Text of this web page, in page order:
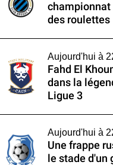
championnat
des roulettes
Aujourd'hui à
Fahd El
dans la
Ligue 3
Aujourd'hui à
Une frappe
le stade d'un